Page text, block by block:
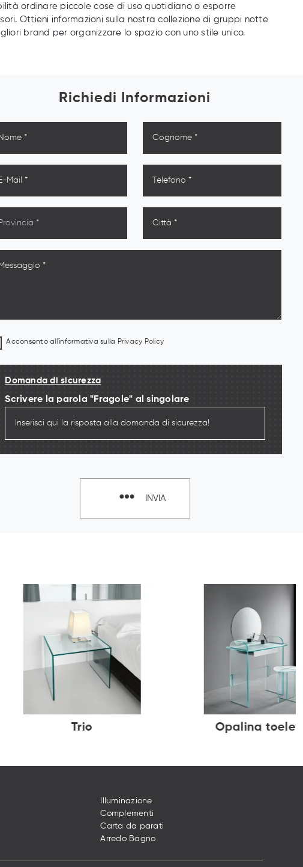
ordinare piccole cose di uso quotidiano o esporre
Ottieni informazioni sulla nostra collezione di gruppi notte
brand per organizzare lo spazio con uno stile unico.
Richiedi Informazioni
Acconsento all'informativa sulla Privacy Policy
Domanda di sicurezza
Scrivere la parola "Fragole" al singolare
INVIA
Trio Opalina
Illuminazione
Complementi
Carta da parati
Arredo Bagno